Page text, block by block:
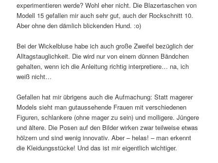
experimentieren werde? Wohl eher nicht. Die Blazertaschen von
Modell 15 gefallen mir auch sehr gut, auch der Rockschnitt 10.
Aber ohne den dämlich blickenden Hund. :o)
Bei der Wickelbluse habe ich auch große Zweifel bezüglich der
Alltagstauglichkeit. Die wird nur von einem dünnen Bändchen
gehalten, wenn ich die Anleitung richtig interpretiere… na, ich
weiß nicht…
Gefallen hat mir übrigens auch die Aufmachung: Statt magerer
Models sieht man gutaussehende Frauen mit verschiedenen
Figuren, schlankere (ohne mager zu sein) und molligere. Jüngere
und ältere. Die Posen auf den Bilder wirken zwar teilweise etwas
hölzern und sind wenig innovativ. Aber – helas! – man erkennt
die Kleidungsstücke! Und das ist mir eigentlich wichtiger.